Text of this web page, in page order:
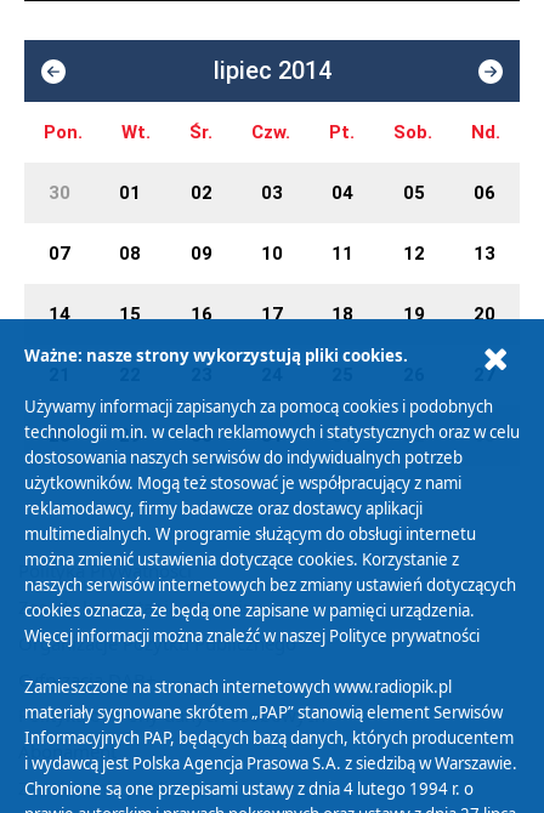
lipiec 2014
Pon. Wt. Śr. Czw. Pt. Sob. Nd.
30 01 02 03 04 05 06
07 08 09 10 11 12 13
14 15 16 17 18 19 20
27
28 29 30 31 01 02 03
Polityka Prywatności
Zasady korzystania z Serwisu
Organizacje Pożytku Publicznego
Cyfryzacja DAB+
Polityka ochrony danych osobowych
Abonament
Zamówienia publiczne
Ważne: nasze strony wykorzystują pliki cookies.
Używamy informacji zapisanych za pomocą cookies i podobnych
technologii m.in. w celach reklamowych i statystycznych oraz w celu
dostosowania naszych serwisów do indywidualnych potrzeb
użytkowników. Mogą też stosować je współpracujący z nami
reklamodawcy, firmy badawcze oraz dostawcy aplikacji
multimedialnych. W programie służącym do obsługi internetu
można zmienić ustawienia dotyczące cookies. Korzystanie z
naszych serwisów internetowych bez zmiany ustawień dotyczących
cookies oznacza, że będą one zapisane w pamięci urządzenia.
Więcej informacji można znaleźć w naszej Polityce prywatności
Zamieszczone na stronach internetowych www.radiopik.pl
materiały sygnowane skrótem „PAP” stanowią element Serwisów
Informacyjnych PAP, będących bazą danych, których producentem
i wydawcą jest Polska Agencja Prasowa S.A. z siedzibą w Warszawie.
Chronione są one przepisami ustawy z dnia 4 lutego 1994 r. o